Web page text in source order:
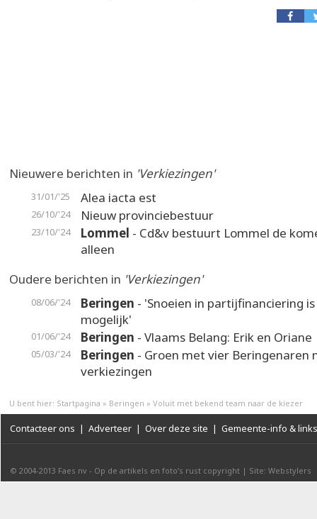
Nieuwere berichten in 'Verkiezingen'
31/01/'25 Alea iacta est
26/10/'24 Nieuw provinciebestuur
23/10/'24 Lommel - Cd&v bestuurt Lommel de
alleen
Oudere berichten in 'Verkiezingen'
08/06/'24 Beringen - 'Snoeien in partijfinanciering
mogelijk'
01/06/'24 Beringen - Vlaams Belang: Erik en Oriane
05/03/'24 Beringen - Groen met vier Beringenaren
verkiezingen
U bent hier: Startpagina » Beringen » Voluit met bekend team naar de kiezer
Contacteer ons | Adverteer | Over deze site | Gemeente-info & links
© 2004-2013 Faes nv - Op de artikels en foto’s rust copyright | Site: Webstylers